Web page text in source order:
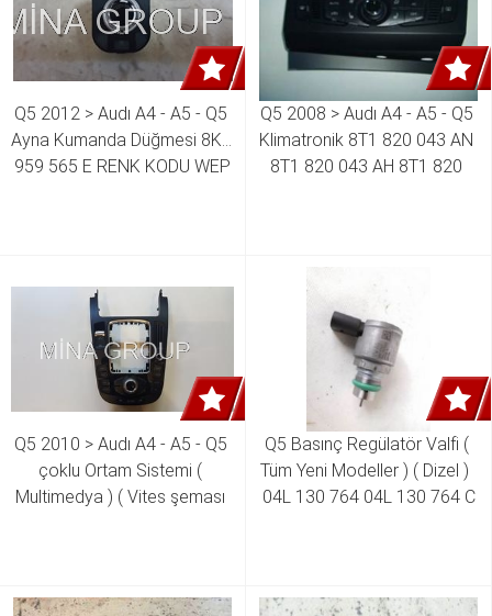
Q5 2012 > Audı A4 - A5 - Q5
Ayna Kumanda Düğmesi 8K0
959 565 E RENK KODU WEP
Q5 2008 > Audı A4 - A5 - Q5
Klimatronik 8T1 820 043 AN
8T1 820 043 AH 8T1 820
Q5 2010 > Audı A4 - A5 - Q5
çoklu Ortam Sistemi (
Multimedya ) ( Vites şeması
Q5 Basınç Regülatör Valfi (
Tüm Yeni Modeller ) ( Dizel )
04L 130 764 04L 130 764 C